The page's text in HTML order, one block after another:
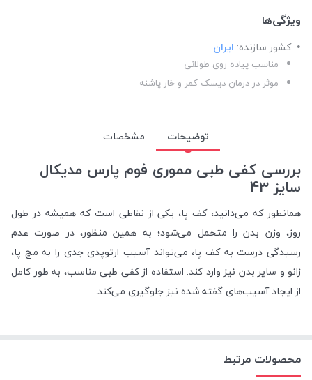
ویژگی‌ها
کشور سازنده: ایران
مناسب پیاده روی طولانی
موثر در درمان دیسک کمر و خار پاشنه
توضیحات مشخصات
بررسی کفی طبی مموری فوم پارس مدیکال
سایز 43
همانطور که می‌دانید، کف پا، یکی از نقاطی است که همیشه در طول
روز، وزن بدن را متحمل می‌شود؛ به همین منظور، در صورت عدم
رسیدگی درست به کف پا، می‌تواند آسیب ارتوپدی جدی را به مچ پا،
زانو و سایر بدن نیز وارد کند. استفاده از کفی طبی مناسب، به طور کامل
از ایجاد آسیب‌های گفته شده نیز جلوگیری می‌کند.
محصولات مرتبط